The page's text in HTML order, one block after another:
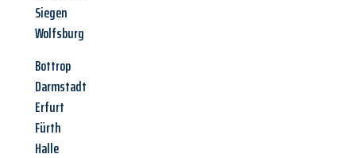
Siegen
Wolfsburg
Bottrop
Darmstadt
Erfurt
Fürth
Halle